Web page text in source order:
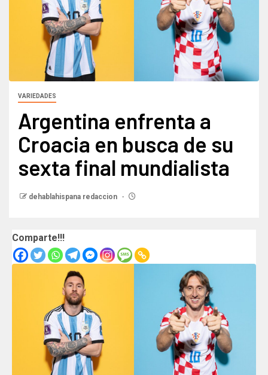
VARIEDADES
Argentina enfrenta a
Croacia en busca de su
sexta final mundialista
dehablahispana redaccion
Comparte!!!